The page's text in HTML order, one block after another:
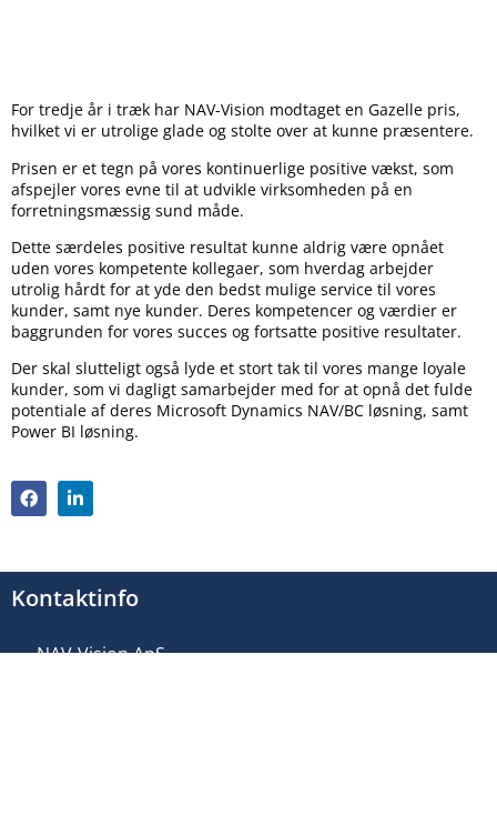
For tredje år i træk har NAV-Vision modtaget en Gazelle pris,
hvilket vi er utrolige glade og stolte over at kunne præsentere.
Prisen er et tegn på vores kontinuerlige positive vækst, som
afspejler vores evne til at udvikle virksomheden på en
forretningsmæssig sund måde.
Dette særdeles positive resultat kunne aldrig være opnået
uden vores kompetente kollegaer, som hverdag arbejder
utrolig hårdt for at yde den bedst mulige service til vores
kunder, samt nye kunder. Deres kompetencer og værdier er
baggrunden for vores succes og fortsatte positive resultater.
Der skal slutteligt også lyde et stort tak til vores mange loyale
kunder, som vi dagligt samarbejder med for at opnå det fulde
potentiale af deres Microsoft Dynamics NAV/BC løsning, samt
Power BI løsning.
Kontaktinfo
NAV-Vision ApS